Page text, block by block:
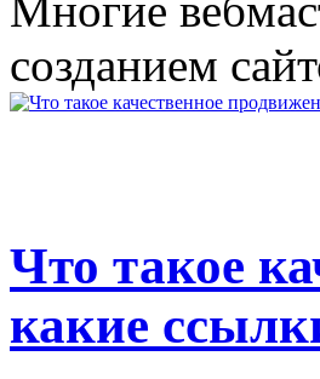
созданием
Что такое
какие